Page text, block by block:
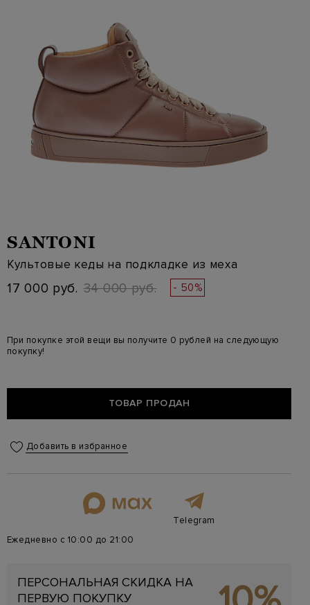
SANTONI
Культовые кеды на подкладке из меха
17 000 руб. 34 000 руб. - 50%
При покупке этой вещи вы получите 0 рублей на следующую
покупку!
ТОВАР ПРОДАН
Добавить в избранное
Telegram
Ежедневно с 10:00 до 21:00
ПЕРСОНАЛЬНАЯ СКИДКА НА
ПЕРВУЮ ПОКУПКУ